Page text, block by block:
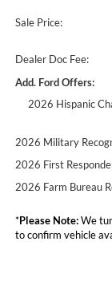
Sale Price:
Dealer Doc Fee:
Add. Ford Offers:
2026 Hispanic
2026 Military
2026 First
2026 Farm Bureau
*Please Note:We
to confirm vehicle